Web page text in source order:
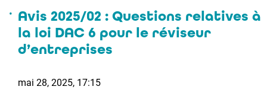
Avis 2025/02 : Questions relatives à
la loi DAC 6 pour le réviseur
d’entreprises
mai 28, 2025, 17:15